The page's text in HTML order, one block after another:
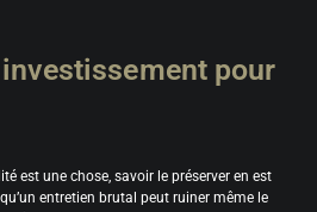
pour
est une chose, savoir le préserver en est
entretien brutal peut ruiner même le